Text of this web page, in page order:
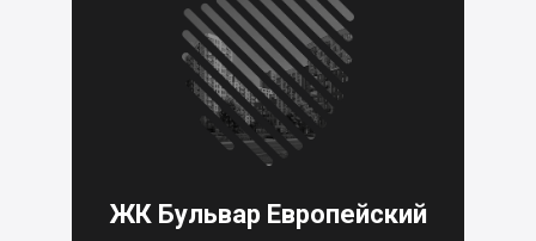
ЖК Бульвар Европейский